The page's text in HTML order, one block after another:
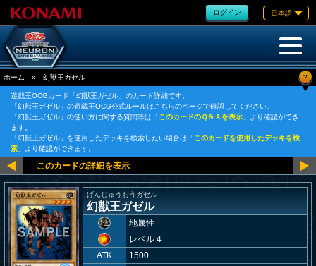
ログイン 日本語
ホーム » 幻獣王ガゼル ?
遊戯王OCGカード「幻獣王ガゼル」のカード詳細です。
「幻獣王ガゼル」の遊戯王OCG公式ルールはこちらのページで確認してください。
「幻獣王ガゼル」の使い方に関する質問等は「このカードのＱ＆Ａを表示 」より確認ができ
ます。
「幻獣王ガゼル」を使用したデッキを検索したい場合は「このカードを使用したデッキを検
索 」より確認ができます。
げんじゅうおうガゼル
幻獣王ガゼル
地属性
レベル 4
ATK
1500